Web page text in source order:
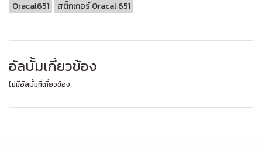
Oracal651 สติ๊กเกอร์ Oracal 651
อัลบั้มเกี่ยวข้อง
ไม่มีอัลบั้มที่เกี่ยวข้อง